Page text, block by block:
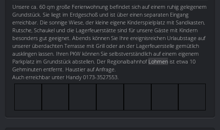
Unsere ca. 60 qm große Ferienwohnung befindet sich auf einem ruhig gelegenem
Grundstück. Sie liegt im Erdgeschoß und ist über einen separaten Eingang
erreichbar. Die sonnige Wiese, der kleine eigene Kinderspielplatz mit Sandkasten,
Rutsche, Schaukel und die Lagerfeuerstätte sind für unsere Gäste mit Kindern
besonders gut geeignet. Abends können Sie Ihre ereignisreichen Urlaubstage auf
unserer überdachten Terrasse mit Grill oder an der Lagerfeuerstelle gemütlich
ausklingen lassen. Ihren PKW können Sie selbstverständlich auf einem eigenem
Parkplatz im Grundstück abstellen. Der Regionalbahnhof Lohmen ist etwa 10
Gehminuten entfernt. Haustier auf Anfrage.
Auch erreichbar unter Handy 0173-3527553.